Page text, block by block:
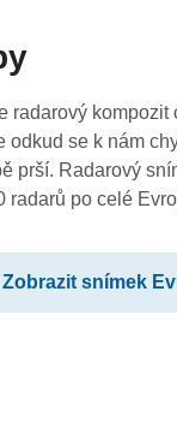
radarový kompozit
odkud se k nám
prší. Radarový
radarů po celé
Zobrazit snímek